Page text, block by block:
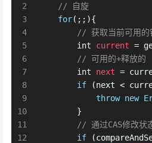
2
3
4
5
6
7
8
9
10
11
12
// 自旋
for(;;){
// 获取当前可用的
int
current =
// 可用的+释放的
int
next =
if (next <
throw new
        }
// 通过CAS修改状
if